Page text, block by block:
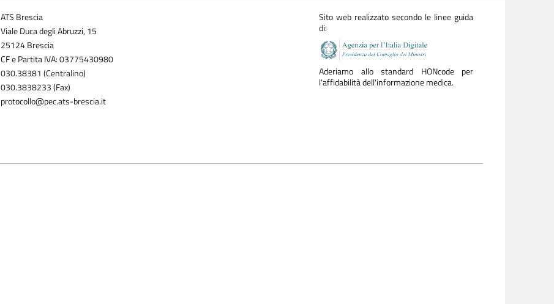
ATS Brescia
Viale Duca degli Abruzzi, 15
25124 Brescia
CF e Partita IVA: 03775430980
030.38381 (Centralino)
030.3838233 (Fax)
protocollo@pec.ats-brescia.it
Sito web realizzato secondo le linee guida
di:
Aderiamo allo standard HONcode per
l'affidabilità dell'informazione medica.